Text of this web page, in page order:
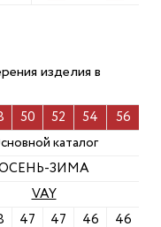
изделия в
50 52 54
56
каталог
ЗИМА
VAY
47 47 46
46